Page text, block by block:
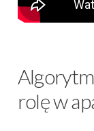
rolę w